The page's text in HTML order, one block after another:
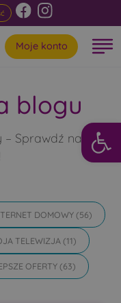
Moje konto
blogu
– Sprawdź nasze
DOMOWY(56)
TELEWIZJA (11)
OFERTY(63)